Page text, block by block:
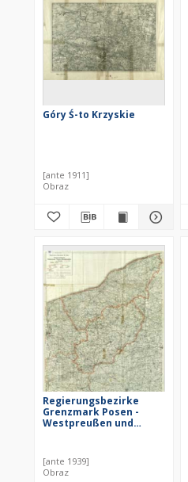
Góry Ś-to Krzyskie
[ante 1911]
Obraz
Regierungsbezirke
Grenzmark Posen -
Westpreußen und
[ante 1939]
Obraz